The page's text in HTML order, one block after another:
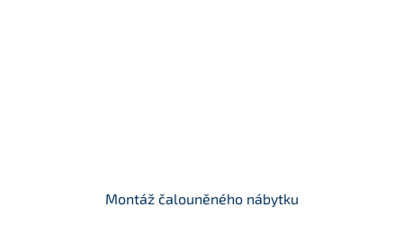
Montáž čalouněného nábytku